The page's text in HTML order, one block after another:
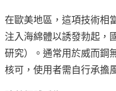
在歐美地區，這項技術相
注入海綿體以誘發勃起，
研究）。通常用於威而鋼
核可，使用者需自行承擔